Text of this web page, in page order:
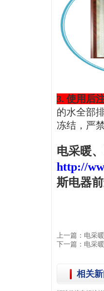
3. 使用后
的水全部
冻结，严
电采暖
http://
斯电器
上一篇： 电采
下一篇： 电采
相关新